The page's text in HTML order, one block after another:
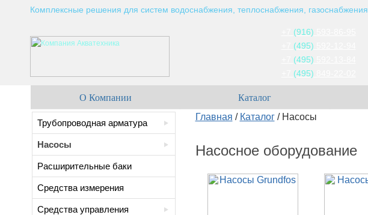
Комплексные решения для систем водоснабжения, теплоснабжения, газоснабжения.
(916)
(495)
(495)
(495)
О Компании Каталог
Трубопроводная арматура
Насосы
Расширительные баки
Средства измерения
Средства управления
Главная / Каталог/ Насосы
Насосное оборудование